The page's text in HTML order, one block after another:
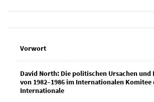
Vorwort
David North: Die politischen Ursachen und
von 1982–1986 im Internationalen
Internationale